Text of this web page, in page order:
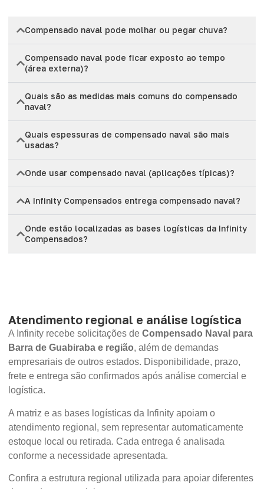
Compensado naval pode molhar ou pegar chuva?
Compensado naval pode ficar exposto ao tempo
(área externa)?
Quais são as medidas mais comuns do compensado
naval?
Quais espessuras de compensado naval são mais
usadas?
Onde usar compensado naval (aplicações típicas)?
A Infinity Compensados entrega compensado naval?
Onde estão localizadas as bases logísticas da Infinity
Compensados?
Atendimento regional e análise logística
A Infinity recebe solicitações de Compensado Naval para
Barra de Guabiraba e região, além de demandas
empresariais de outros estados. Disponibilidade, prazo,
frete e entrega são confirmados após análise comercial e
logística.
A matriz e as bases logísticas da Infinity apoiam o
atendimento regional, sem representar automaticamente
estoque local ou retirada. Cada entrega é analisada
conforme a necessidade apresentada.
Confira a estrutura regional utilizada para apoiar diferentes